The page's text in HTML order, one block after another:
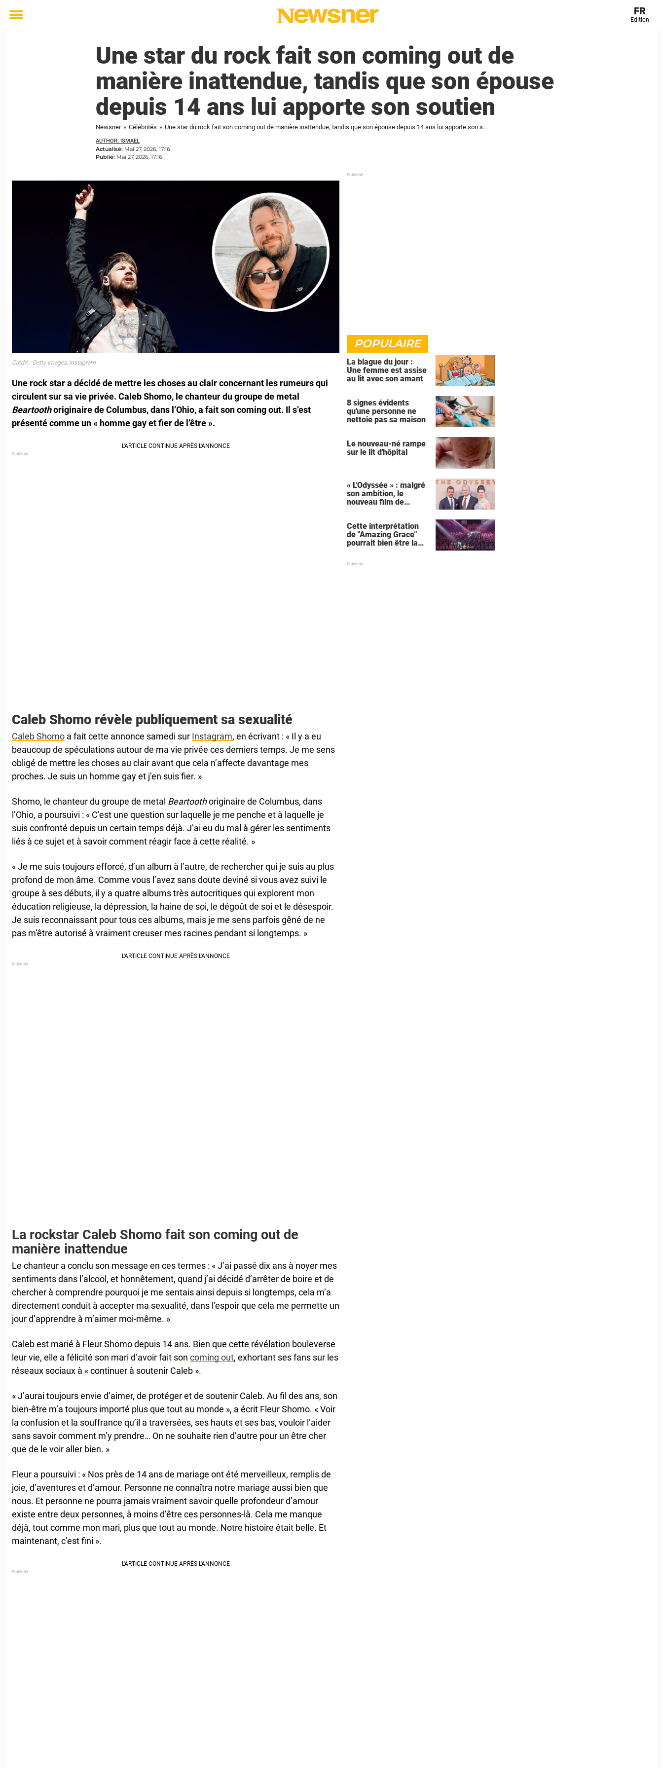
Toggle
FR
Edition
Une star du rock fait son coming out de
manière inattendue, tandis que son épouse
depuis 14 ans lui apporte son soutien
Newsner » Célébrités » Une star du rock fait son coming out de manière inattendue, tandis que son épouse depuis 14 ans lui apporte son soutien
AUTHOR: ISMAEL
Actualisé: Mai 27, 2026, 17:16
Publié: Mai 27, 2026, 17:16
Crédit : Getty Images, Instagram
Une rock star a décidé de mettre les choses au clair concernant les rumeurs qui
circulent sur sa vie privée. Caleb Shomo, le chanteur du groupe de metal
Beartoothoriginaire de Columbus, dans l’Ohio, a fait son coming out. Il s’est
présenté comme un « homme gay et fier de l’être ».
Caleb Shomo révèle publiquement sa sexualité
Caleb Shomo a fait cette annonce samedi sur Instagram, en écrivant : « Il y a eu
beaucoup de spéculations autour de ma vie privée ces derniers temps. Je me sens
obligé de mettre les choses au clair avant que cela n’affecte davantage mes
proches. Je suis un homme gay et j’en suis fier. »
Shomo, le chanteur du groupe de metal Beartoothoriginaire de Columbus, dans
l’Ohio, a poursuivi : « C’est une question sur laquelle je me penche et à laquelle je
suis confronté depuis un certain temps déjà. J’ai eu du mal à gérer les sentiments
liés à ce sujet et à savoir comment réagir face à cette réalité. »
« Je me suis toujours efforcé, d’un album à l’autre, de rechercher qui je suis au plus
profond de mon âme. Comme vous l’avez sans doute deviné si vous avez suivi le
groupe à ses débuts, il y a quatre albums très autocritiques qui explorent mon
éducation religieuse, la dépression, la haine de soi, le dégoût de soi et le désespoir.
Je suis reconnaissant pour tous ces albums, mais je me sens parfois gêné de ne
pas m’être autorisé à vraiment creuser mes racines pendant si longtemps. »
La rockstar Caleb Shomo fait son coming out de
manière inattendue
Le chanteur a conclu son message en ces termes : « J’ai passé dix ans à noyer mes
sentiments dans l’alcool, et honnêtement, quand j’ai décidé d’arrêter de boire et de
chercher à comprendre pourquoi je me sentais ainsi depuis si longtemps, cela m’a
directement conduit à accepter ma sexualité, dans l’espoir que cela me permette un
jour d’apprendre à m’aimer moi-même. »
Caleb est marié à Fleur Shomo depuis 14 ans. Bien que cette révélation bouleverse
leur vie, elle a félicité son mari d’avoir fait son coming out, exhortant ses fans sur les
réseaux sociaux à « continuer à soutenir Caleb ».
« J’aurai toujours envie d’aimer, de protéger et de soutenir Caleb. Au fil des ans, son
bien-être m’a toujours importé plus que tout au monde », a écrit Fleur Shomo. « Voir
la confusion et la souffrance qu’il a traversées, ses hauts et ses bas, vouloir l’aider
sans savoir comment m’y prendre… On ne souhaite rien d’autre pour un être cher
que de le voir aller bien. »
Fleur a poursuivi : « Nos près de 14 ans de mariage ont été merveilleux, remplis de
joie, d’aventures et d’amour. Personne ne connaîtra notre mariage aussi bien que
nous. Et personne ne pourra jamais vraiment savoir quelle profondeur d’amour
existe entre deux personnes, à moins d’être ces personnes-là. Cela me manque
déjà, tout comme mon mari, plus que tout au monde. Notre histoire était belle. Et
maintenant, c’est fini ».
POPULAIRE
La blague du jour :
Une femme est assise
au lit avec son amant
8 signes évidents
qu'une personne ne
nettoie pas sa maison
Le nouveau-né rampe
sur le lit d'hôpital
« L'Odyssée » : malgré
son ambition, le
nouveau film de
récurrente
Cette interprétation
de "Amazing Grace"
pourrait bien être la